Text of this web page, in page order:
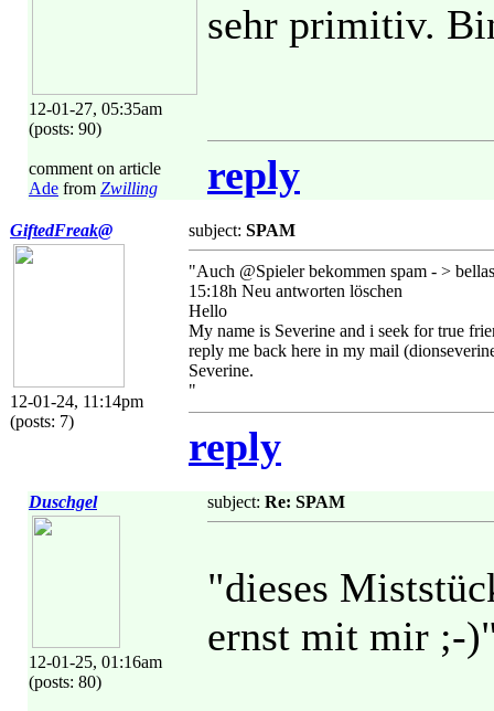
12-01-27, 05:35am
(posts: 90)
comment on article
Ade from Zwilling
sehr primitiv.
reply
GiftedFreak@
12-01-24, 11:14pm
(posts: 7)
subject: SPAM
"Auch @Spieler bekommen spam - >
15:18h Neu antworten löschen
Hello
My name is Severine and i seek for true
reply me back here in my mail
Severine.
"
reply
Duschgel
12-01-25, 01:16am
(posts: 80)
subject: Re: SPAM
"dieses
ernst mit mir ;-